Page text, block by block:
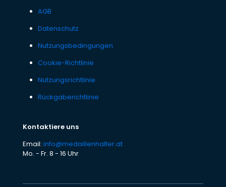
AGB
Datenschutz
Nutzungsbedingungen
Cookie-Richtlinie
Nutzungsrichtlinie
Rückgaberichtlinie
Kontaktiere uns
Email: info@medaillenhalter.at
Mo. - Fr. 8 - 16 Uhr